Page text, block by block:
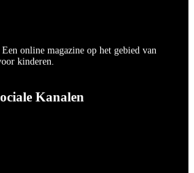
online magazine op het gebied van
kinderen.
Kanalen